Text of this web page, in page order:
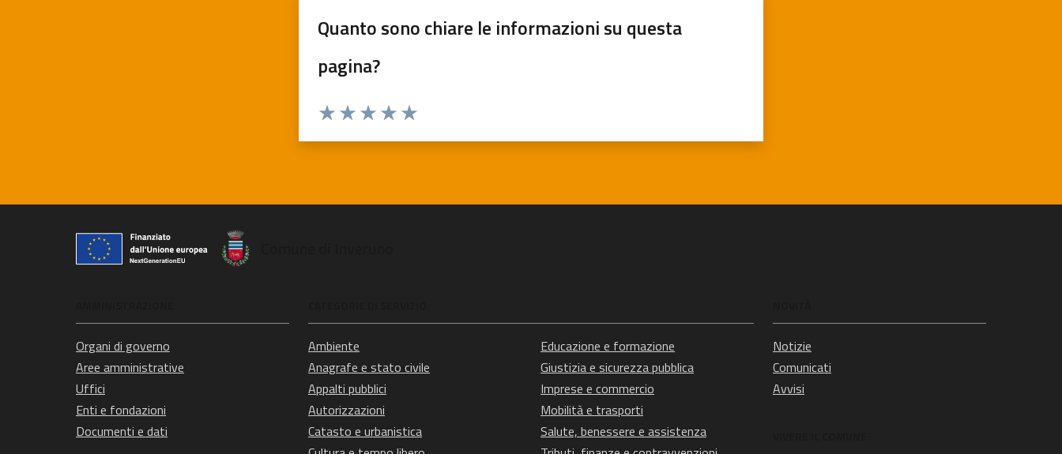
Quanto sono chiare le informazioni su questa
pagina?
Organi di governo
Aree amministrative
Uffici
Enti e fondazioni
Documenti e dati
Ambiente
Anagrafe e stato civile
Appalti pubblici
Autorizzazioni
Catasto e urbanistica
Educazione e formazione
Giustizia e sicurezza pubblica
Imprese e commercio
Mobilità e trasporti
Salute, benessere e assistenza
Notizie
Comunicati
Avvisi